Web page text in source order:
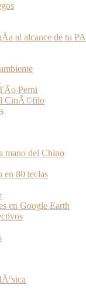
al alcance de tu
Perni
CinÃ©filo
mano del Chino
en 80 teclas
en Google Earth